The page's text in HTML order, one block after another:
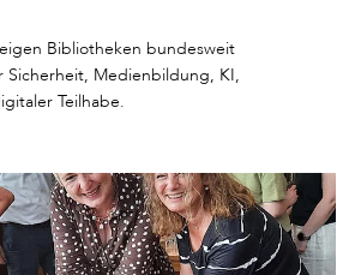
Bibliotheken bundesweit
Medienbildung, KI,
Teilhabe.